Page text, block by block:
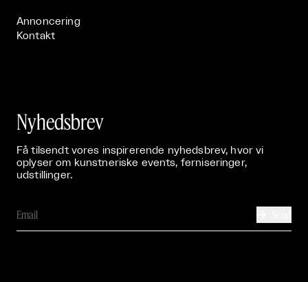
Annoncering
Kontakt
Nyhedsbrev
Få tilsendt vores inspirerende nyhedsbrev, hvor vi
oplyser om kunstneriske events, ferniseringer,
udstillinger.